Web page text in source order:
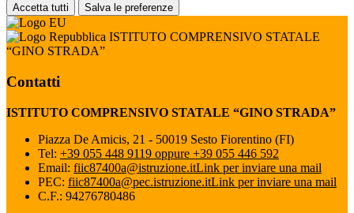
Accetta tutti Salva le preferenze
ISTITUTO COMPRENSIVO STATALE
“GINO STRADA”
Contatti
ISTITUTO COMPRENSIVO STATALE “GINO STRADA”
Piazza De Amicis, 21 - 50019 Sesto Fiorentino (FI)
Tel: +39 055 448 9119 oppure +39 055 446 592
Email: fiic87400a@istruzione.itLink per inviare una mail
PEC: fiic87400a@pec.istruzione.itLink per inviare una mail
C.F.: 94276780486